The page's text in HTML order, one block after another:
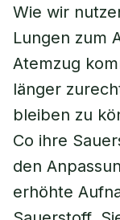
Wie wir
Lungen zum
Atemzug
länger
bleiben zu
Co ihre
den
erhöhte